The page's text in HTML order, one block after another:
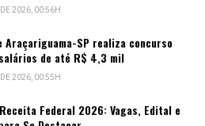
2026, 00:56H
SP realiza concurso
de até R$ 4,3 mil
2026, 00:55H
Federal 2026: Vagas, Edital e